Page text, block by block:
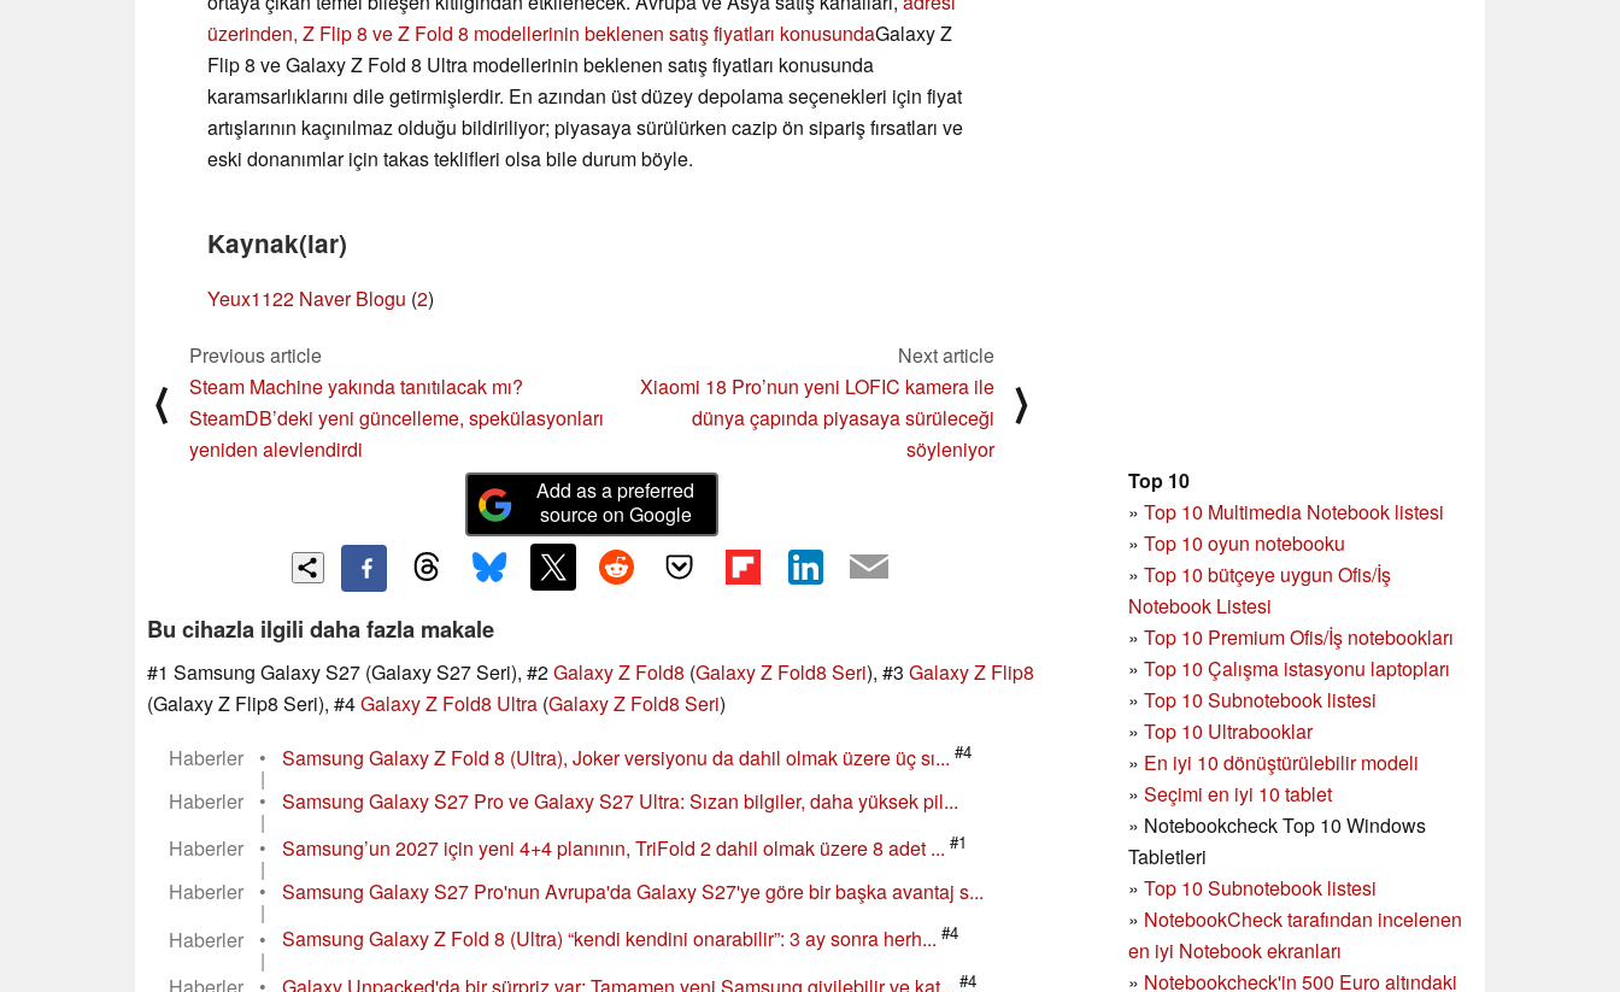
üzerinden, Z Flip 8 ve Z Fold 8 modellerinin beklenen satış fiyatları konusundaGalaxy Z
Flip 8 ve Galaxy Z Fold 8 Ultra modellerinin beklenen satış fiyatları konusunda
karamsarlıklarını dile getirmişlerdir. En azından üst düzey depolama seçenekleri için fiyat
artışlarının kaçınılmaz olduğu bildiriliyor; piyasaya sürülürken cazip ön sipariş fırsatları ve
eski donanımlar için takas teklifleri olsa bile durum böyle.
Kaynak(lar)
Yeux1122 Naver Blogu (2)
⟨
Previous article
Steam Machine yakında tanıtılacak mı?
SteamDB’deki yeni güncelleme, spekülasyonları
yeniden alevlendirdi
Next article
Xiaomi 18 Pro’nun yeni LOFIC kamera ile
dünya çapında piyasaya sürüleceği
söyleniyor
⟩
Top 10
» Top 10 Multimedia Notebook listesi
» Top 10 oyun notebooku
» Top 10 bütçeye uygun Ofis/İş
Notebook Listesi
» Top 10 Premium Ofis/İş notebookları
» Top 10 Çalışma istasyonu laptopları
» Top 10 Subnotebook listesi
» Top 10 Ultrabooklar
» En iyi 10 dönüştürülebilir modeli
» Seçimi en iyi 10 tablet
» Notebookcheck Top 10 Windows
Tabletleri
» Top 10 Subnotebook listesi
» NotebookCheck tarafından incelenen
en iyi Notebook ekranları
» Notebookcheck'in 500 Euro altındaki
Add as a preferred
source on Google
Bu cihazla ilgili daha fazla makale
#1 Samsung Galaxy S27 (Galaxy S27 Seri), #2Galaxy Z Fold8 (Galaxy Z Fold8 Seri), #3 Galaxy Z Flip8
(Galaxy Z Flip8 Seri), #4Galaxy Z Fold8 Ultra (Galaxy Z Fold8 Seri)
Haberler
• Samsung Galaxy Z Fold 8 (Ultra), Joker versiyonu da dahil olmak üzere üç sı... #4
|
Haberler
• Samsung Galaxy S27 Pro ve Galaxy S27 Ultra: Sızan bilgiler, daha yüksek pil...
|
Haberler
• Samsung’un 2027 için yeni 4+4 planının, TriFold 2 dahil olmak üzere 8 adet ... #1
|
Haberler
• Samsung Galaxy S27 Pro'nun Avrupa'da Galaxy S27'ye göre bir başka avantaj s...
|
Haberler
• Samsung Galaxy Z Fold 8 (Ultra) “kendi kendini onarabilir”: 3 ay sonra herh... #4
|
#4